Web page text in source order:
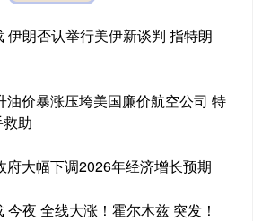
伊朗否认举行美伊新谈判 指特朗
油价暴涨压垮美国廉价航空公司 特
助
府大幅下调2026年经济增长预期
夜 全线大涨！霍尔木兹 突发！